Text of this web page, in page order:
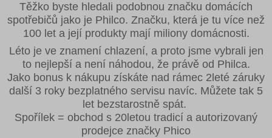
Těžko byste hledali podobnou značku domácích
spotřebičů jako je Philco. Značku, která je tu více než
100 let a její produkty mají miliony domácnosti.
Léto je ve znamení chlazení, a proto jsme vybrali jen
to nejlepší a není náhodou, že právě od Philca.
Jako bonus k nákupu získáte nad rámec 2leté záruky
další 3 roky bezplatného servisu navíc. Můžete tak 5
let bezstarostně spát.
Spořílek = obchod s 20letou tradicí a autorizovaný
prodejce značky Phico